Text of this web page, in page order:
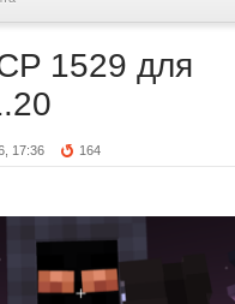
1529 для
17:36 164